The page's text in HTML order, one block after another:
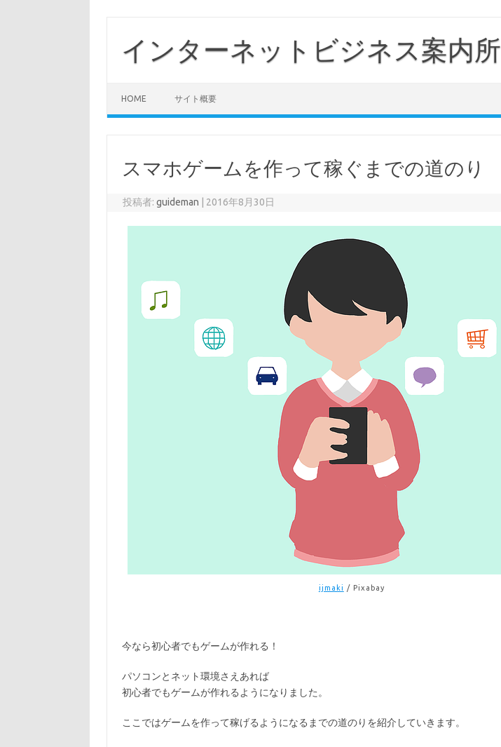
インターネットビジネス案内所
HOME サイト概要
スマホゲームを作って稼ぐまでの道のり
投稿者:guideman 2016年8月30日
ijmaki / Pixabay
今なら初心者でもゲームが作れる！
パソコンとネット環境さえあれば
初心者でもゲームが作れるようになりました。
ここではゲームを作って稼げるようになるまでの道のりを紹介していきます。